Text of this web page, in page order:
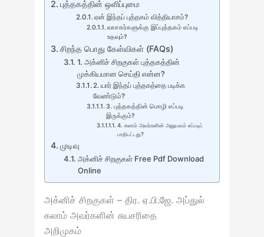
புத்தகத்தின் ஒளிப்புமை
ஏன் இந்தப் புத்தகம் வித்தியாசம்?
வாசகர்களுக்கு இப்புத்தகம் எப்படி
உதவும்?
சிறந்த பொது கேள்விகள் (FAQs)
1. அக்னிச் சிறகுகள் புத்தகத்தின்
முக்கியமான செய்தி என்ன?
2. யார் இந்தப் புத்தகத்தை படிக்க
வேண்டும்?
3. புத்தகத்தின் மொழி எப்படி
இருக்கும்?
4. கலாம் அவர்களின் அனுபவம் எப்படிப்
பாதிபட்டது?
முடிவு
அக்னிச் சிறகுகள் Free Pdf Download
Online
அக்னிச் சிறகுகள் – திர. ஏ.பி.ஜே. அப்துல்
கலாம் அவர்களின் சுயசரிதை
அறிமுகம்